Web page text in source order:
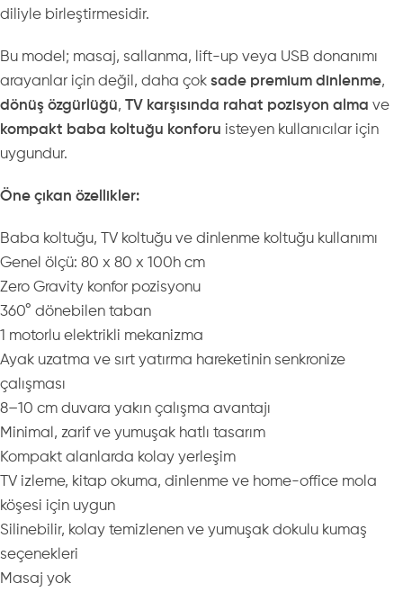
diliyle birleştirmesidir.
Bu model; masaj, sallanma, lift-up veya USB donanımı
arayanlar için değil, daha çok sade premium dinlenme,
dönüş özgürlüğü, TV karşısında rahat pozisyon alma ve
kompakt baba koltuğu konforu isteyen kullanıcılar için
uygundur.
Öne çıkan özellikler:
Baba koltuğu, TV koltuğu ve dinlenme koltuğu kullanımı
Genel ölçü: 80 x 80 x 100h cm
Zero Gravity konfor pozisyonu
360° dönebilen taban
1 motorlu elektrikli mekanizma
Ayak uzatma ve sırt yatırma hareketinin senkronize
çalışması
8–10 cm duvara yakın çalışma avantajı
Minimal, zarif ve yumuşak hatlı tasarım
Kompakt alanlarda kolay yerleşim
TV izleme, kitap okuma, dinlenme ve home-office mola
köşesi için uygun
Silinebilir, kolay temizlenen ve yumuşak dokulu kumaş
seçenekleri
Masaj yok